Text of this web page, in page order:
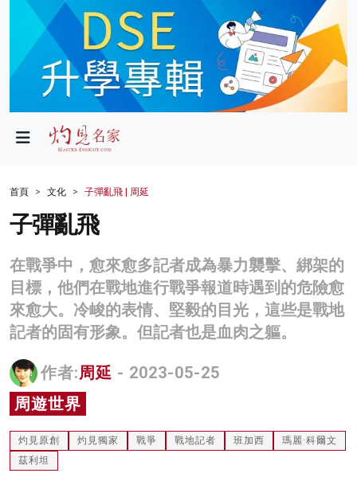
政局
財經
生活
商業
科技
名家榜
灼見活動
關於我們
首頁 文化 子彈亂飛 | 周延
子彈亂飛
在戰爭中，愈來愈多記者成為暴力襲擊、綁架的
目標，他們在戰地進行戰爭報道時遇到的危險愈
來愈大。冷峻的表情、堅毅的目光，這些是戰地
記者的固有形象。但記者也是血肉之軀。
作者:周延 - 2023-05-25
周遊世界
灼見原創 灼見獨家 戰爭 戰地記者 班加西
瑪麗·科爾文
茲利坦